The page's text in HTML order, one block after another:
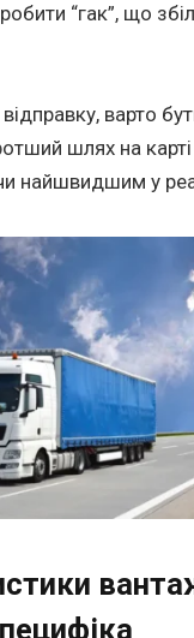
“гак”, що
варто
шлях на
найшвидшим у